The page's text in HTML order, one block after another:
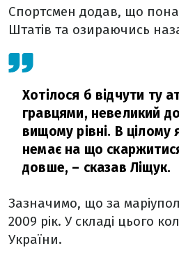
Спортсмен додав, що
Штатів та озираючись
Хотілося б відчути ту
гравцями, невеликий
вищому рівні. В
немає на що
довше, – сказав Ліщук.
Зазначимо, що за
2009 рік. У складі цього
України.